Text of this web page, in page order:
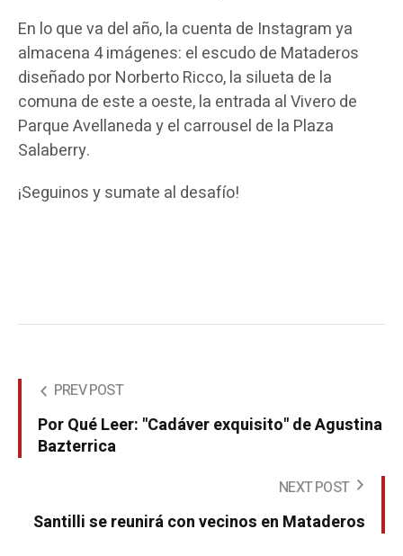
En lo que va del año, la cuenta de Instagram ya
almacena 4 imágenes: el escudo de Mataderos
diseñado por Norberto Ricco, la silueta de la
comuna de este a oeste, la entrada al Vivero de
Parque Avellaneda y el carrousel de la Plaza
Salaberry.
¡Seguinos y sumate al desafío!
PREV POST
Por Qué Leer: "Cadáver exquisito" de Agustina
Bazterrica
NEXT POST
Santilli se reunirá con vecinos en Mataderos